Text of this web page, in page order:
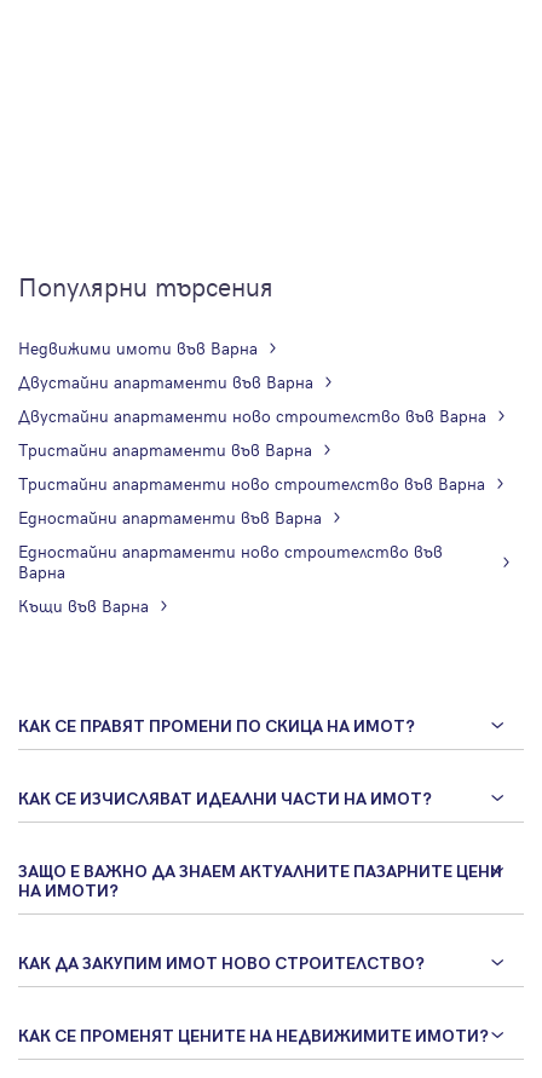
Популярни търсения
Недвижими имоти във Варна
Двустайни апартаменти във Варна
Двустайни апартаменти ново строителство във Варна
Тристайни апартаменти във Варна
Тристайни апартаменти ново строителство във Варна
Едностайни апартаменти във Варна
Едностайни апартаменти ново строителство във
Варна
Къщи във Варна
КАК СЕ ПРАВЯТ ПРОМЕНИ ПО СКИЦА НА ИМОТ?
КАК СЕ ИЗЧИСЛЯВАТ ИДЕАЛНИ ЧАСТИ НА ИМОТ?
ЗАЩО Е ВАЖНО ДА ЗНАЕМ АКТУАЛНИТЕ ПАЗАРНИТЕ ЦЕНИ
НА ИМОТИ?
КАК ДА ЗАКУПИМ ИМОТ НОВО СТРОИТЕЛСТВО?
КАК СЕ ПРОМЕНЯТ ЦЕНИТЕ НА НЕДВИЖИМИТЕ ИМОТИ?